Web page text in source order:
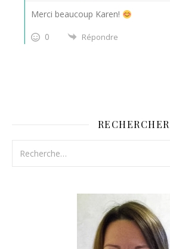
Merci beaucoup Karen!
0
Répondre
RECHERCHER